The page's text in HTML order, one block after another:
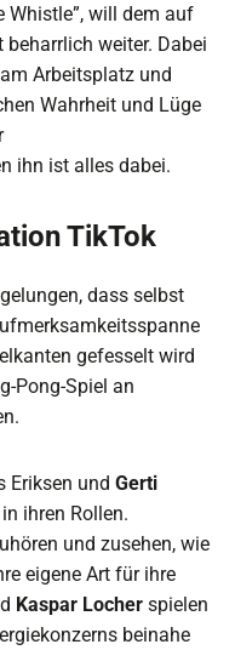
Whistle”, will dem auf
beharrlich weiter. Dabei
Arbeitsplatz und
Wahrheit und Lüge
ihn ist alles dabei.
TikTok
dass selbst
gefesselt wird
Pong-Spiel an
Eriksen und Gerti
ihren Rollen.
und zusehen, wie
eigene Art für ihre
Kaspar Locher spielen
beinahe